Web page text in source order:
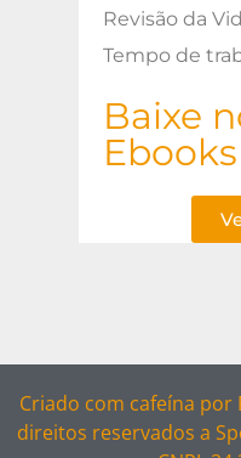
Revisão da
Tempo de
Baixe
Ebooks
Criado com cafeína por
direitos reservados a